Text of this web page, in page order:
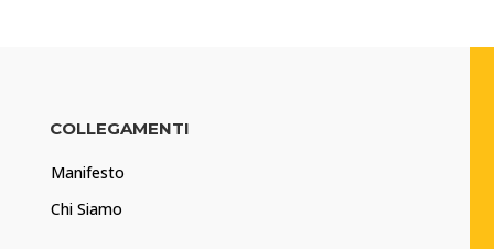
COLLEGAMENTI
Manifesto
Chi Siamo